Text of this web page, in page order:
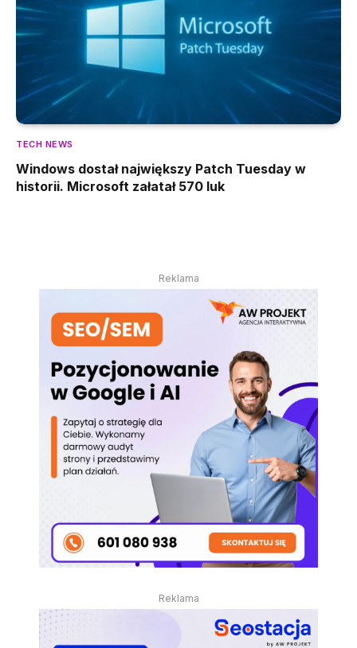
TECH NEWS
Windows dostał największy Patch Tuesday w
historii. Microsoft załatał 570 luk
Reklama
Reklama